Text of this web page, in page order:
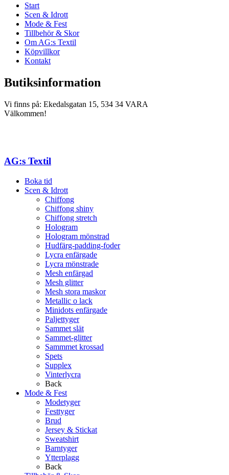
Start
Scen & Idrott
Mode & Fest
Tillbehör & Skor
Om AG:s Textil
Köpvillkor
Kontakt
Butiksinformation
Vi finns på: Ekedalsgatan 15, 534 34 VARA
Välkommen!
AG:s Textil
Boka tid
Scen & Idrott
Chiffong
Chiffong shiny
Chiffong stretch
Hologram
Hologram mönstrad
Hudfärg-padding-foder
Lycra enfärgade
Lycra mönstrade
Mesh enfärgad
Mesh glitter
Mesh stora maskor
Metallic o lack
Minidots enfärgade
Paljettyger
Sammet slät
Sammet-glitter
Sammmet krossad
Spets
Supplex
Vinterlycra
Back
Mode & Fest
Modetyger
Festtyger
Brud
Jersey & Stickat
Sweatshirt
Barntyger
Ytterplagg
Back